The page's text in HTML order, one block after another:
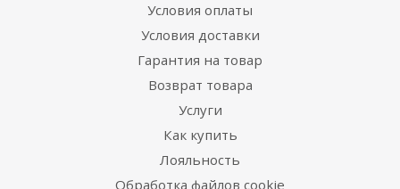
Условия оплаты
Условия доставки
Гарантия на товар
Возврат товара
Услуги
Как купить
Лояльность
Обработка файлов cookie